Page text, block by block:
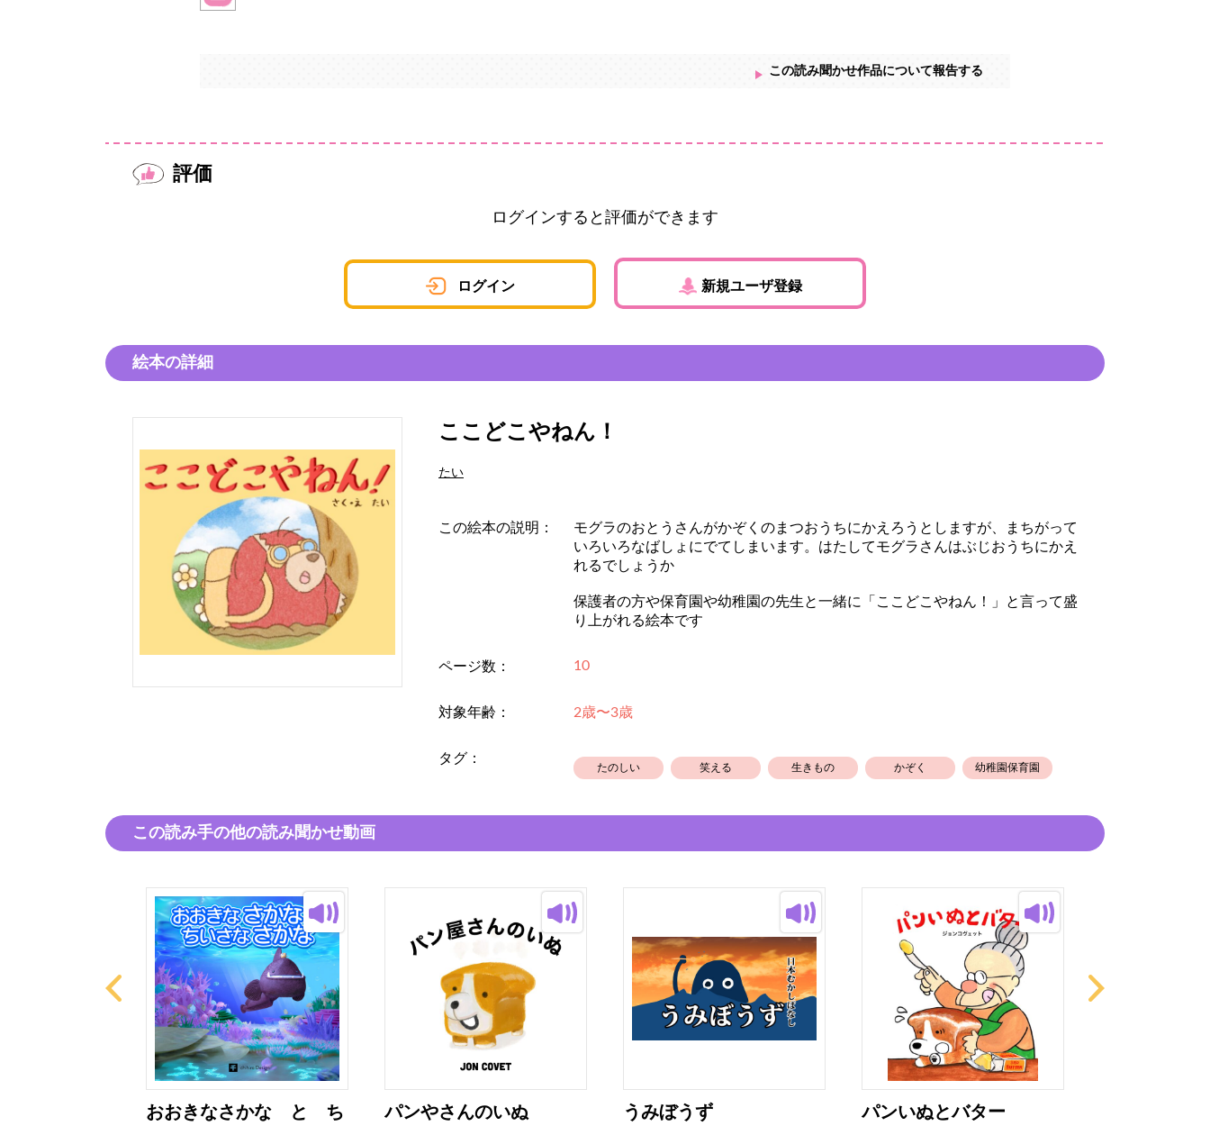
この読み聞かせ作品について報告する
評価
ログインすると評価ができます
ログイン 新規ユーザ登録
絵本の詳細
ここどこやねん！
たい
この絵本の説明：
モグラのおとうさんがかぞくのまつおうちにかえろうとしますが、まちがって
いろいろなばしょにでてしまいます。はたしてモグラさんはぶじおうちにかえ
れるでしょうか
保護者の方や保育園や幼稚園の先生と一緒に「ここどこやねん！」と言って盛
り上がれる絵本です
ページ数： 10
対象年齢： 2歳〜3歳
タグ：
たのしい 笑える 生きもの かぞく 幼稚園保育園
この読み手の他の読み聞かせ動画
おおきなさかな と ち
パンやさんのいぬ うみぼうず パンいぬとバター